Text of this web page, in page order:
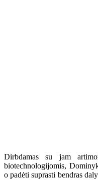
Dirbdamas su jam
biotechnologijomis,
o padėti suprasti bendras